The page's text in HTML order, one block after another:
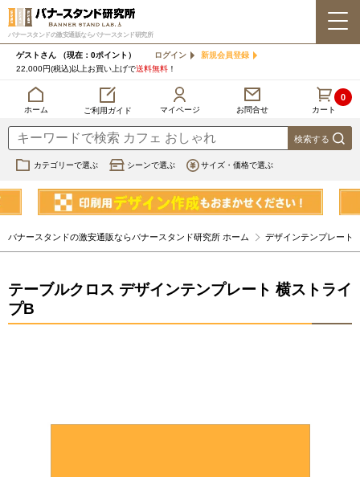
バナースタンドの激安通販ならバナースタンド研究所
ゲストさん （現在：0ポイント） ログイン
新規会員登録
22,000円(税込)以上お買い上げで送料無料 ！
ホーム ご利用ガイド マイページ お問合せ カート
0
カテゴリーで選ぶ シーンで選ぶ サイズ・価格で選ぶ
バナースタンドの激安通販ならバナースタンド研究所 ホーム デザインテンプレート
テーブルクロス デザインテンプレート 横ストライ
プB